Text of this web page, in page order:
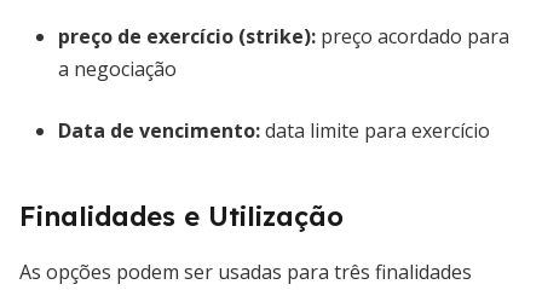
preço de exercício (strike): preço acordado para
a negociação
Data de vencimento:data limite para exercício
Finalidades e Utilização
As opções podem ser usadas para três finalidades